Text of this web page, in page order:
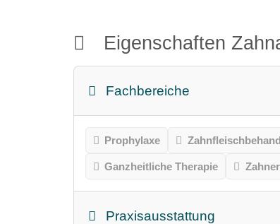
Eigenschaften
Fachbereiche
Prophylaxe
Ganzheitliche Therapie
Praxisausstattung